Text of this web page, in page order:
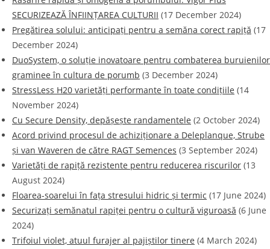
SECURIZEAZĂ ÎNFIINȚAREA CULTURII (17 December 2024)
Pregătirea solului: anticipați pentru a semăna corect rapiță (17
December 2024)
DuoSystem, o soluție inovatoare pentru combaterea buruienilor
graminee în cultura de porumb (3 December 2024)
StressLess H20 varietăți performante în toate condițiile (14
November 2024)
Cu Secure Density, depășește randamentele (2 October 2024)
Acord privind procesul de achiziționare a Deleplanque, Strube
și van Waveren de către RAGT Semences (3 September 2024)
Varietăți de rapiță rezistente pentru reducerea riscurilor (13
August 2024)
Floarea-soarelui în fața stresului hidric și termic (17 June 2024)
Securizați semănatul rapiței pentru o cultură viguroasă (6 June
2024)
Trifoiul violet, atuul furajer al pajiștilor tinere (4 March 2024)